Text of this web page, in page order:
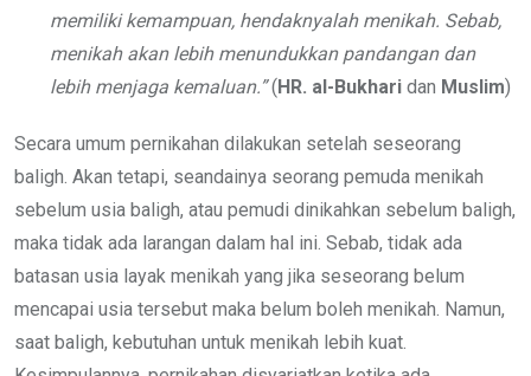
memiliki kemampuan, hendaknyalah menikah. Sebab,
menikah akan lebih menundukkan pandangan dan
lebih menjaga kemaluan.”(HR. al-Bukhari dan Muslim)
Secara umum pernikahan dilakukan setelah seseorang
baligh. Akan tetapi, seandainya seorang pemuda menikah
sebelum usia baligh, atau pemudi dinikahkan sebelum baligh,
maka tidak ada larangan dalam hal ini. Sebab, tidak ada
batasan usia layak menikah yang jika seseorang belum
mencapai usia tersebut maka belum boleh menikah. Namun,
saat baligh, kebutuhan untuk menikah lebih kuat.